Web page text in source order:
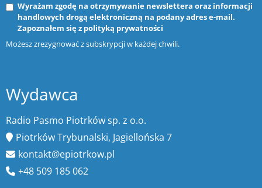
Wyrażam zgodę na otrzymywanie newslettera oraz informacji
handlowych drogą elektroniczną na podany adres e-mail.
Zapoznałem się z polityką prywatności
Możesz zrezygnować z subskrypcji w każdej chwili.
Wydawca
Radio Pasmo Piotrków sp. z o.o.
Piotrków Trybunalski, Jagiellońska 7
kontakt@epiotrkow.pl
+48 509 185 062